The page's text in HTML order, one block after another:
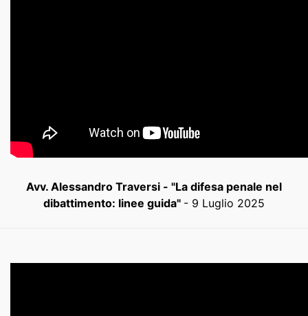
Avv. Alessandro Traversi - "La difesa penale nel
dibattimento: linee guida" - 9 Luglio 2025